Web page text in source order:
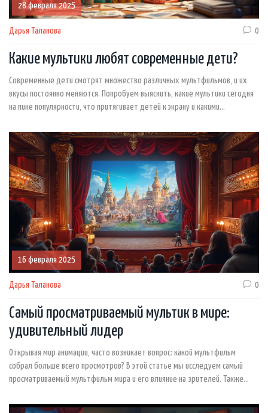
28 февраля 2025
Дарья Таланова 0
Какие мультики любят современные дети?
Современные дети смотрят множество различных мультфильмов, и их
вкусы постоянно меняются. Попробуем выяснить, какие мультики сегодня
на пике популярности, что притягивает детей к экрану и какими
мультфильмы для своих детей. Исследования показывают, что ключ к
успеху современных мультфильмов заключается в ярких персонажах,
захватывающем сюжете и актуальных темах.
16 февраля 2025
Дарья Таланова 0
Самый просматриваемый мультик в мире:
удивительный лидер
Открывая мир анимации, часто возникает вопрос: какой мультфильм
собрал больше всего просмотров? В этой статье мы исследуем самый
просматриваемый мультфильм мира и его влияние на зрителей. Также
связаны с этой анимацией. Чтобы ответить на эти вопросы, погрузимся в